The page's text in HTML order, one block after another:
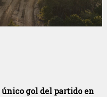
único gol del partido en